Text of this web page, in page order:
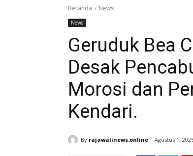
Beranda News
News
Geruduk Bea
Desak
Morosi dan
Kendari.
By rajawalinews.online Agustus 1,